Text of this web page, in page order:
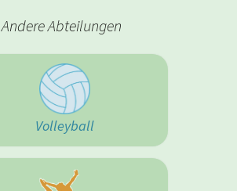
Andere Abteilungen
Volleyball